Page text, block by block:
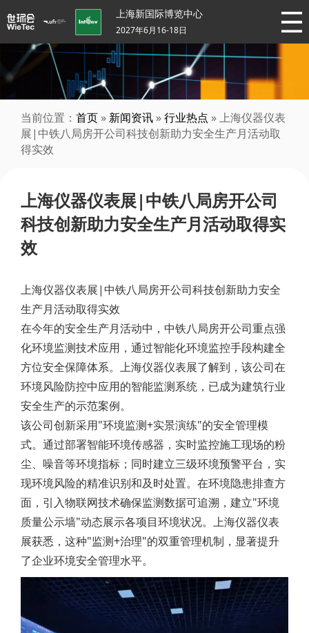
上海新国际博览中心
2027年6月16-18日
当前位置： 首页 » 新闻资讯 »行业热点 » 上海仪器仪表
展|中铁八局房开公司科技创新助力安全生产月活动取
得实效
上海仪器仪表展|中铁八局房开公司
科技创新助力安全生产月活动取得实
效
上海仪器仪表展|中铁八局房开公司科技创新助力安全
生产月活动取得实效
在今年的安全生产月活动中，中铁八局房开公司重点强
化环境监测技术应用，通过智能化环境监控手段构建全
方位安全保障体系。上海仪器仪表展了解到，该公司在
环境风险防控中应用的智能监测系统，已成为建筑行业
安全生产的示范案例。
该公司创新采用"环境监测+实景演练"的安全管理模
式。通过部署智能环境传感器，实时监控施工现场的粉
尘、噪音等环境指标；同时建立三级环境预警平台，实
现环境风险的精准识别和及时处置。在环境隐患排查方
面，引入物联网技术确保监测数据可追溯，建立"环境
质量公示墙"动态展示各项目环境状况。上海仪器仪表
展获悉，这种"监测+治理"的双重管理机制，显著提升
了企业环境安全管理水平。